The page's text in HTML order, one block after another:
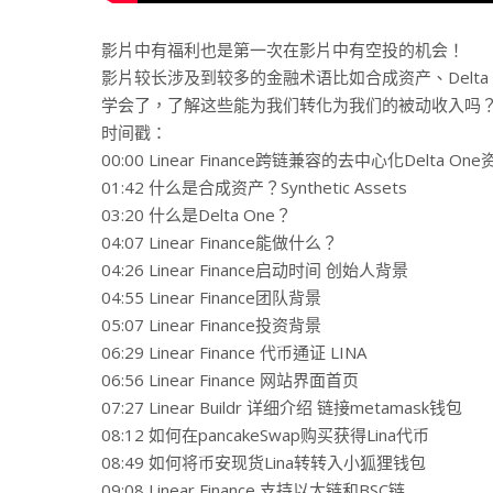
影片中有福利也是第一次在影片中有空投的机会！
影片较长涉及到较多的金融术语比如合成资产、
学会了，了解这些能为我们转化为我们的被动收入吗？
时间戳：
00:00 Linear Finance跨链兼容的去中心化Delta One
01:42 什么是合成资产？Synthetic Assets
03:20 什么是Delta One？
04:07 Linear Finance能做什么？
04:26 Linear Finance启动时间 创始人背景
04:55 Linear Finance团队背景
05:07 Linear Finance投资背景
06:29 Linear Finance 代币通证 LINA
06:56 Linear Finance 网站界面首页
07:27 Linear Buildr 详细介绍 链接metamask钱包
08:12 如何在pancakeSwap购买获得Lina代币
08:49 如何将币安现货Lina转转入小狐狸钱包